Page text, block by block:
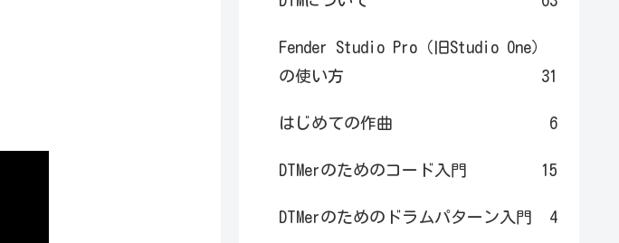
Fender Studio Pro（旧Studio One）
の使い方
31
はじめての作曲 6
DTMerのためのコード入門 15
DTMerのためのドラムパターン入門 4